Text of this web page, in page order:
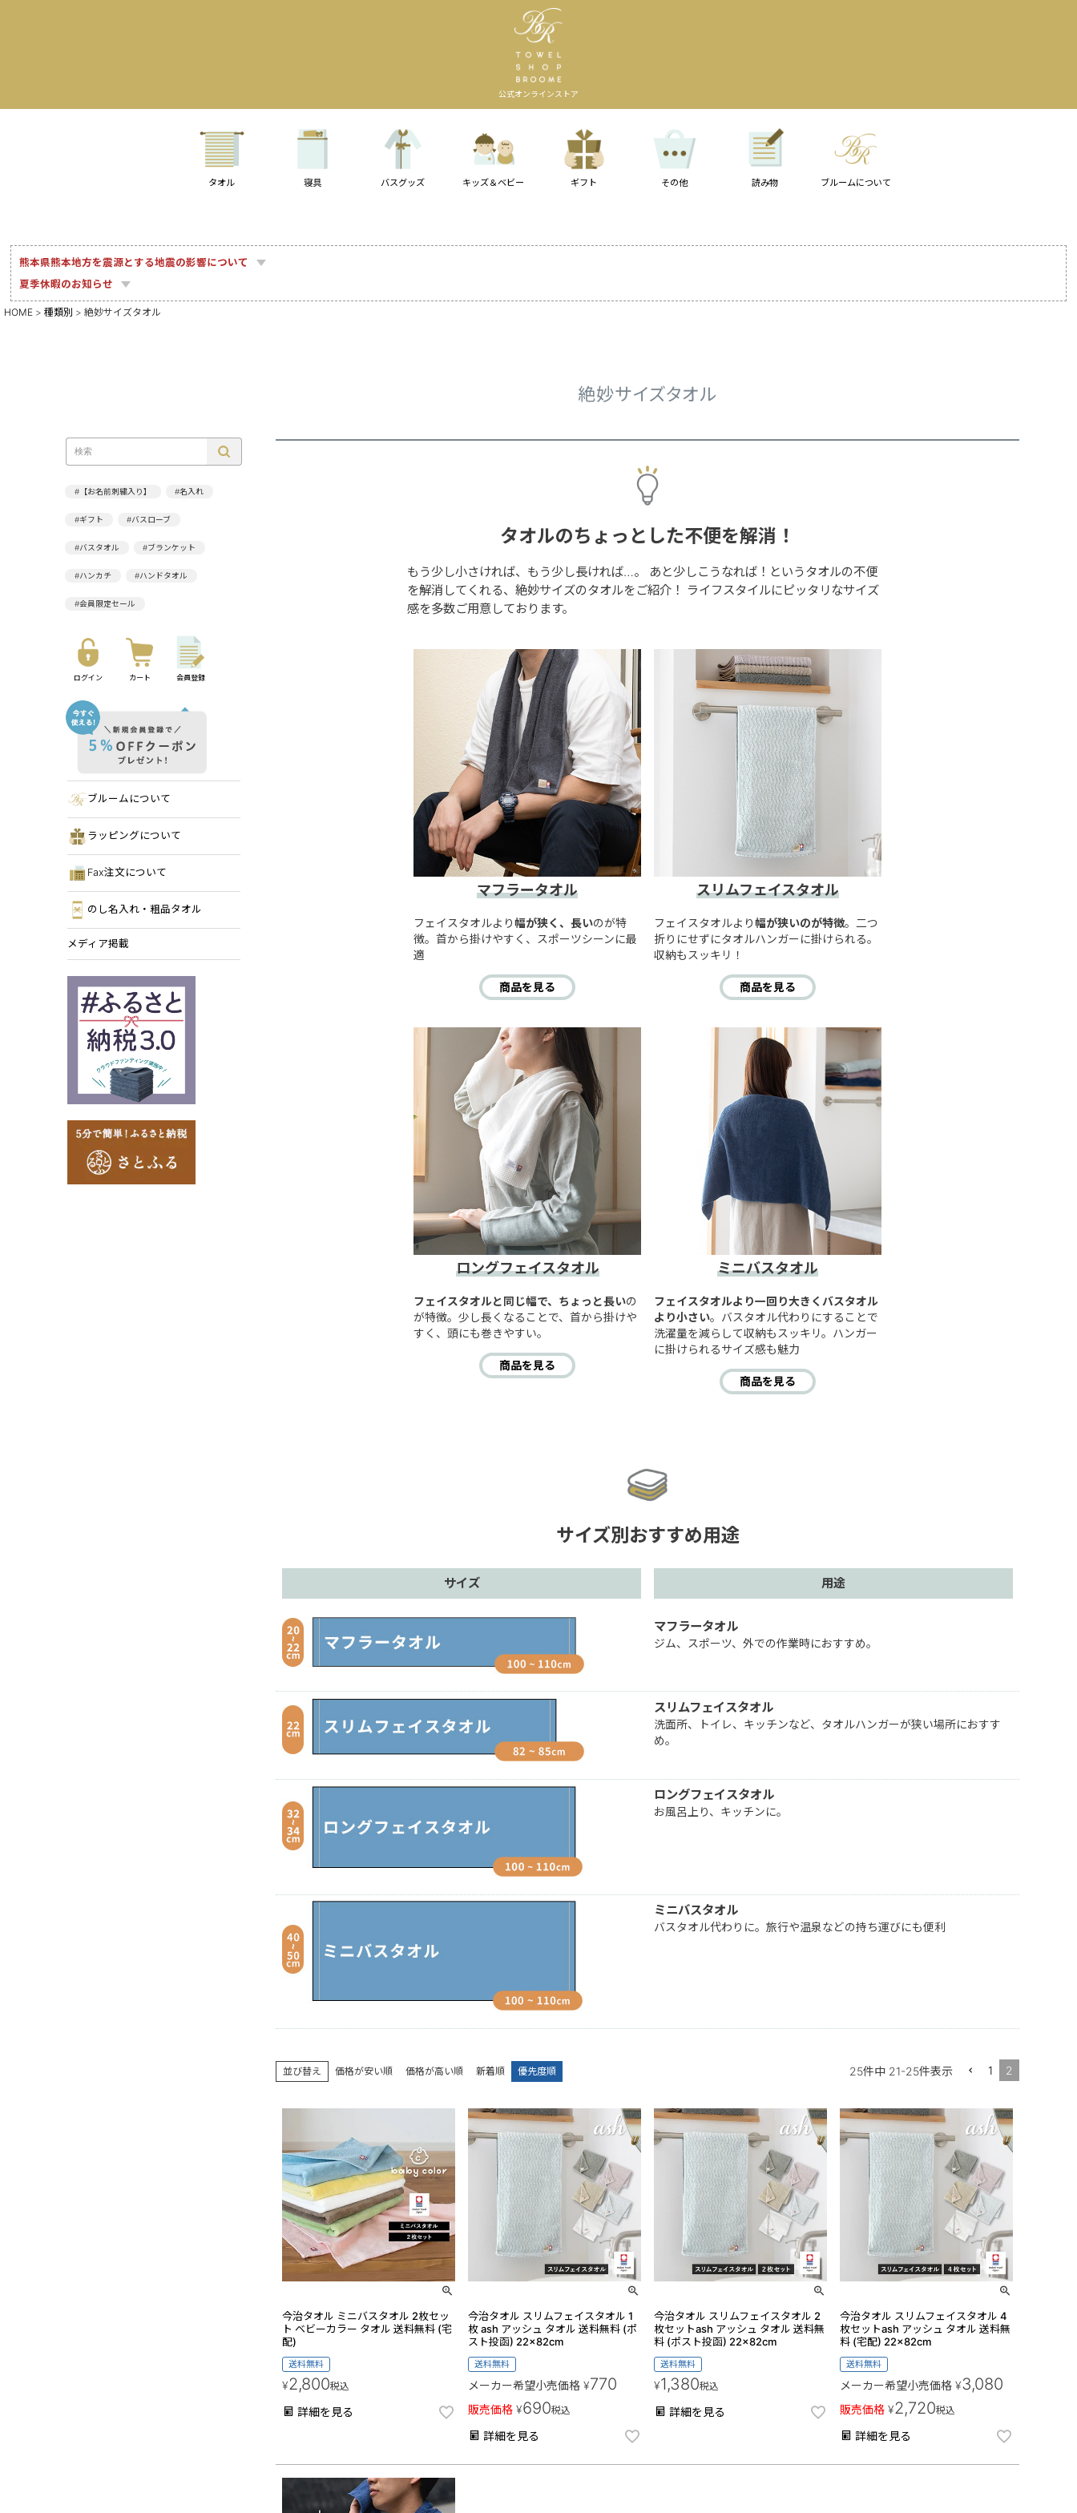
公式オンラインストア
タオル 寝具 バスグッズ キッズ＆ベビー ギフト その他 読み物 ブルームについて
熊本県熊本地方を震源とする地震の影響について
夏季休暇のお知らせ
HOME 種類別 絶妙サイズタオル
#【お名前刺繍入り】 #名入れ
#ギフト #バスローブ
#バスタオル #ブランケット
#ハンカチ #ハンドタオル
#会員限定セール
ログイン カート 会員登録
ブルームについて
ラッピングについて
Fax注文について
のし名入れ・粗品タオル
メディア掲載
絶妙サイズタオル
タオルのちょっとした不便を解消！
もう少し小さければ、もう少し長ければ…。 あと少しこうなれば！というタオルの不便
を解消してくれる、絶妙サイズのタオルをご紹介！ ライフスタイルにピッタリなサイズ
感を多数ご用意しております。
マフラータオル
フェイスタオルより幅が狭く、長いのが特
徴。首から掛けやすく、スポーツシーンに最
適
商品を見る
スリムフェイスタオル
フェイスタオルより幅が狭いのが特徴。二つ
折りにせずにタオルハンガーに掛けられる。
収納もスッキリ！
商品を見る
ロングフェイスタオル
フェイスタオルと同じ幅で、ちょっと長いの
が特徴。少し長くなることで、首から掛けや
すく、頭にも巻きやすい。
商品を見る
ミニバスタオル
フェイスタオルより一回り大きくバスタオル
より小さい。バスタオル代わりにすることで
洗濯量を減らして収納もスッキリ。ハンガー
に掛けられるサイズ感も魅力
商品を見る
サイズ別おすすめ用途
サイズ 用途
マフラータオル
ジム、スポーツ、外での作業時におすすめ。
スリムフェイスタオル
洗面所、トイレ、キッチンなど、タオルハンガーが狭い場所におすす
め。
ロングフェイスタオル
お風呂上り、キッチンに。
ミニバスタオル
バスタオル代わりに。旅行や温泉などの持ち運びにも便利
並び替え 価格が安い順 価格が高い順 新着順 優先度順 25件中 21-25件表示 1 2
今治タオル ミニバスタオル 2枚セッ
ト ベビーカラー タオル 送料無料 (宅
配)
送料無料
¥2,800税込
詳細を見る
今治タオル スリムフェイスタオル 1
枚 ash アッシュ タオル 送料無料 (ポ
スト投函) 22×82cm
送料無料
メーカー希望小売価格 ¥770
販売価格 ¥690税込
詳細を見る
今治タオル スリムフェイスタオル 2
枚セットash アッシュ タオル 送料無
料 (ポスト投函) 22×82cm
送料無料
¥1,380税込
詳細を見る
今治タオル スリムフェイスタオル 4
枚セットash アッシュ タオル 送料無
料 (宅配) 22×82cm
送料無料
メーカー希望小売価格 ¥3,080
販売価格 ¥2,720税込
詳細を見る